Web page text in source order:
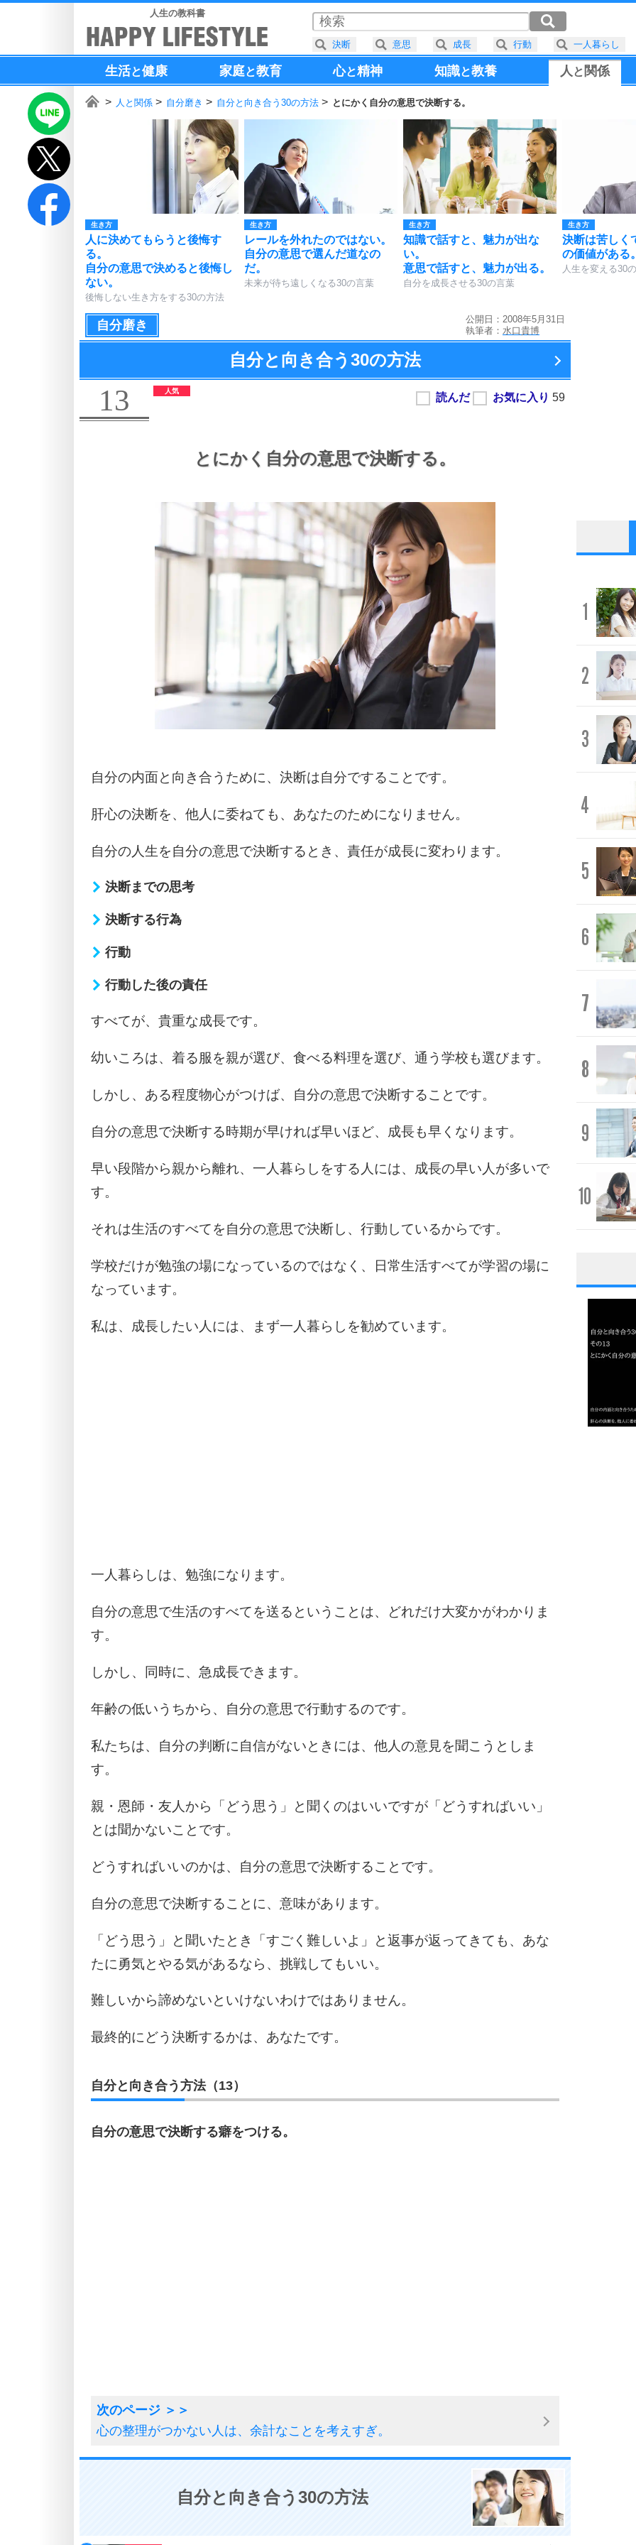
人生の教科書
生活と健康 家庭と教育 心と精神 知識と教養 人と 関係
人と関係 自分磨き 自分と向き合う30の方法 とにかく自分の意思で決断する。
生き方
人に決めてもらうと後悔す
る。
自分の意思で決めると後悔し
ない。
後悔しない生き方をする30の方法
生き方
レールを外れたのではない。
自分の意思で選んだ道なの
だ。
未来が待ち遠しくなる30の言葉
生き方
知識で話すと、魅力が出な
い。
意思で話すと、魅力が出る。
自分を成長させる30の言葉
生き方
決断は苦しく
の価値がある。
人生を変える30
自分磨き
公開日：2008年5月31日
執筆者： 水口貴博
自分と向き合う 30の方法
13
とにかく自分の意思で決断する。
自分の内面と向き合うために、決断は自分ですることです。
肝心の決断を、他人に委ねても、あなたのためになりません。
自分の人生を自分の意思で決断するとき、責任が成長に変わります。
決断までの思考
決断する行為
行動
行動した後の責任
すべてが、貴重な成長です。
幼いころは、着る服を親が選び、食べる料理を選び、通う学校も選びます。
しかし、ある程度物心がつけば、自分の意思で決断することです。
自分の意思で決断する時期が早ければ早いほど、成長も早くなります。
早い段階から親から離れ、一人暮らしをする人には、成長の早い人が多いで
す。
それは生活のすべてを自分の意思で決断し、行動しているからです。
学校だけが勉強の場になっているのではなく、日常生活すべてが学習の場に
なっています。
私は、成長したい人には、まず一人暮らしを勧めています。
一人暮らしは、勉強になります。
自分の意思で生活のすべてを送るということは、どれだけ大変かがわかりま
す。
しかし、同時に、急成長できます。
年齢の低いうちから、自分の意思で行動するのです。
私たちは、自分の判断に自信がないときには、他人の意見を聞こうとしま
す。
親・恩師・友人から「どう思う」と聞くのはいいですが「どうすればいい」
とは聞かないことです。
どうすればいいのかは、自分の意思で決断することです。
自分の意思で決断することに、意味があります。
「どう思う」と聞いたとき「すごく難しいよ」と返事が返ってきても、あな
たに勇気とやる気があるなら、挑戦してもいい。
難しいから諦めないといけないわけではありません。
最終的にどう決断するかは、あなたです。
自分と向き合う方法（13）
自分の意思で決断する癖をつける。
心の整理がつかない人は、余計なことを考えすぎ。
自分と向き合う30の方法
1
2
3
4
5
6
7
8
9
10
1
3
決断 意思 成長 行動 一人暮らし